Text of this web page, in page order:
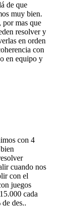
de que
muy bien.
mas que
resolver y
en orden
con
en equipo y
con 4
cuando nos
con el
juegos
cada
des..